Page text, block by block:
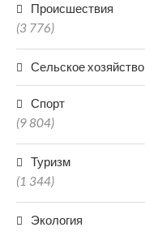
Происшествия
(3 776)
Сельское хозяйство
Спорт
(9 804)
Туризм
(1 344)
Экология